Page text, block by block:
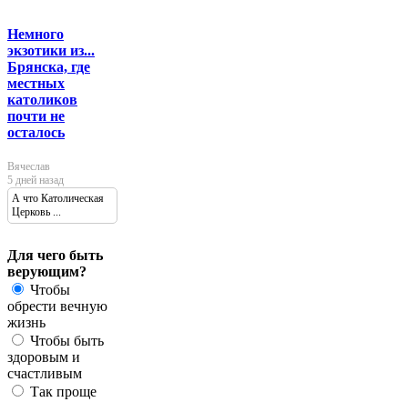
Немного
экзотики из...
Брянска, где
местных
католиков
почти не
осталось
Вячеслав
5 дней назад
А что Католическая
Церковь ...
Для чего быть
верующим?
Чтобы
обрести вечную
жизнь
Чтобы быть
здоровым и
счастливым
Так проще